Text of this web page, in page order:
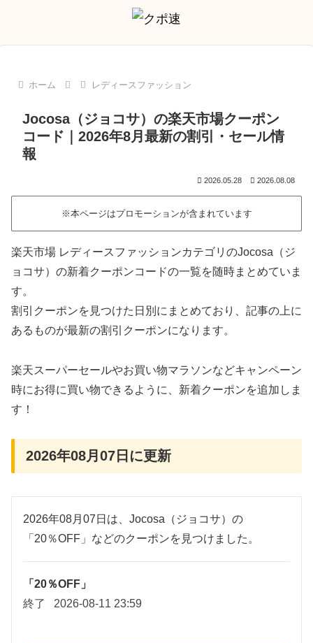
ホーム レディースファッション
Jocosa（ジョコサ）の楽天市場クーポン
コード｜2026年8月最新の割引・セール情
報
2026.05.28 2026.08.08
※本ページはプロモーションが含まれています
楽天市場 レディースファッションカテゴリのJocosa（ジ
ョコサ）の新着クーポンコードの一覧を随時まとめていま
す。
割引クーポンを見つけた日別にまとめており、記事の上に
あるものが最新の割引クーポンになります。
楽天スーパーセールやお買い物マラソンなどキャンペーン
時にお得に買い物できるように、新着クーポンを追加しま
す！
2026年08月07日に更新
2026年08月07日は、Jocosa（ジョコサ）の
「20％OFF」などのクーポンを見つけました。
「20％OFF」
終了
2026-08-11 23:59